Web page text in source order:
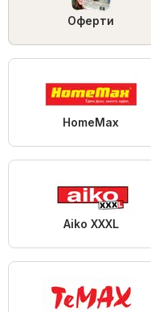
Оферти
HomeMax
Aiko XXXL